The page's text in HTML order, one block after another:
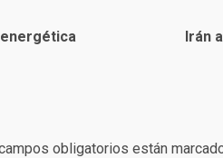
Irán
obligatorios están